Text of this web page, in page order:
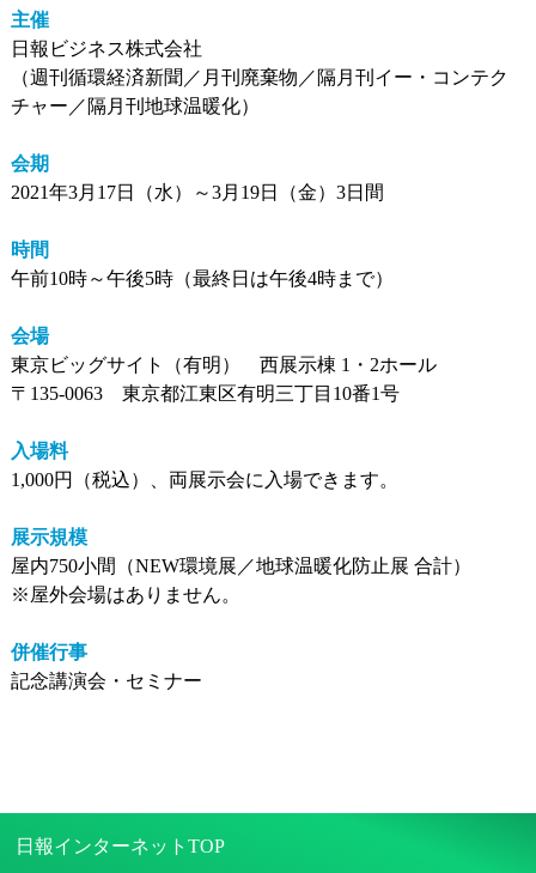
主催
日報ビジネス株式会社
（週刊循環経済新聞／月刊廃棄物／隔月刊イー・コンテク
チャー／隔月刊地球温暖化）
会期
2021年3月17日（水）～3月19日（金）3日間
時間
午前10時～午後5時（最終日は午後4時まで）
会場
東京ビッグサイト（有明） 西展示棟 1・2ホール
〒135-0063 東京都江東区有明三丁目10番1号
入場料
1,000円（税込）、両展示会に入場できます。
展示規模
屋内750小間（NEW環境展／地球温暖化防止展 合計）
※屋外会場はありません。
併催行事
記念講演会・セミナー
日報インターネットTOP